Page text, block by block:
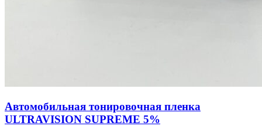
Автомобильная тонировочная пленка
ULTRAVISION SUPREME 5%